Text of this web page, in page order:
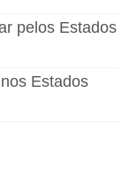
pelos Estados
Estados